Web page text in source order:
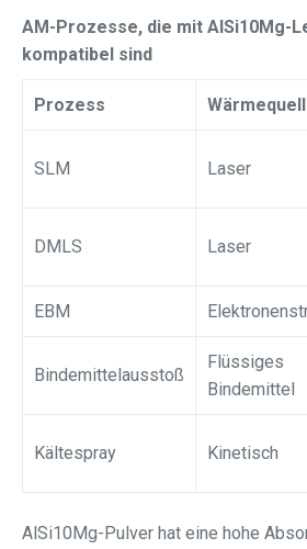
AM-Prozesse, die mit AlSi10Mg-
kompatibel sind
Prozess
SLM Laser
DMLS Laser
EBM
Bindemittelausstoß
Flüssiges
Bindemittel
Kältespray Kinetisch
AlSi10Mg-Pulver hat eine hohe